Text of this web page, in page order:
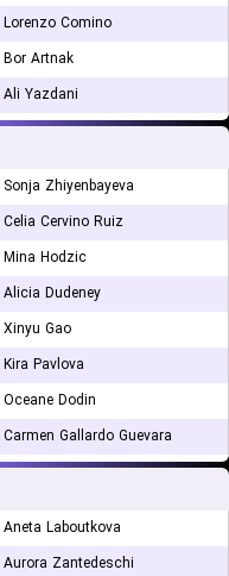
Lorenzo Comino
Bor Artnak
Ali Yazdani
Sonja Zhiyenbayeva
Celia Cervino Ruiz
Mina Hodzic
Alicia Dudeney
Xinyu Gao
Kira Pavlova
Oceane Dodin
Carmen Gallardo Guevara
Aneta Laboutkova
Aurora Zantedeschi